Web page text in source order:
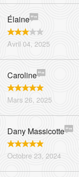
Élaine
Avril 04, 2025
Caroline
Mars 26, 2025
Dany Massicotte
Octobre 23, 2024